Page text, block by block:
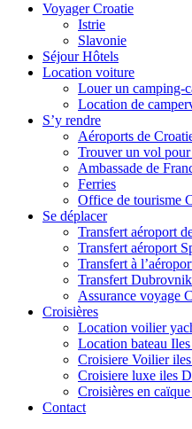
Voyager Croatie
Istrie
Slavonie
Séjour Hôtels
Location voiture
Louer un camping-
Location de
S’y rendre
Aéroports de
Trouver un vol
Ambassade de
Ferries
Office de tourisme
Se déplacer
Transfert aéroport
Transfert aéroport
Transfert à
Transfert
Assurance voyage
Croisières
Location voilier
Location bateau
Croisiere Voilier
Croisiere luxe iles
Croisières en
Contact